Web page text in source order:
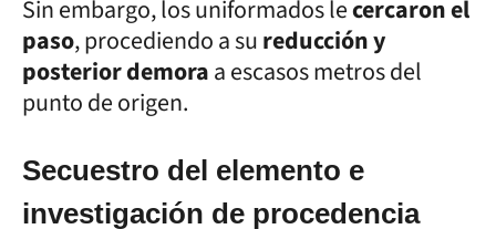
Sin embargo, los uniformados lecercaron el
paso, procediendo a sureducción y
posterior demoraa escasos metros del
punto de origen.
Secuestro del elemento e
investigación de procedencia